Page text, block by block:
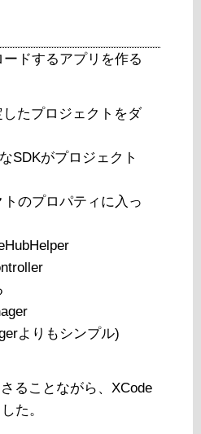
ドするアプリを作る
たプロジェクトをダ
SDKがプロジェクト
のプロパティに入っ
よりもシンプル)
ることながら、XCode
た。